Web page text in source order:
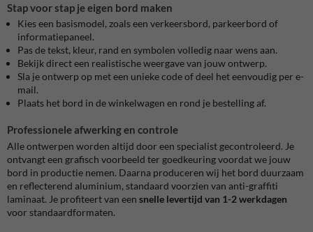
Stap voor stap je eigen bord maken
Kies een basismodel, zoals een verkeersbord, parkeerbord of
informatiepaneel.
Pas de tekst, kleur, rand en symbolen volledig naar wens aan.
Bekijk direct een realistische weergave van jouw ontwerp.
Sla je ontwerp op met een unieke code of deel het eenvoudig per e-
mail.
Plaats het bord in de winkelwagen en rond je bestelling af.
Professionele afwerking en controle
Alle ontwerpen worden altijd door een specialist gecontroleerd. Je
ontvangt een grafisch voorbeeld ter goedkeuring voordat we jouw
bord in productie nemen. Daarna produceren wij het bord duurzaam
en reflecterend aluminium, standaard voorzien van anti-graffiti
laminaat. Je profiteert van een snelle levertijd van 1-2 werkdagen
voor standaardformaten.